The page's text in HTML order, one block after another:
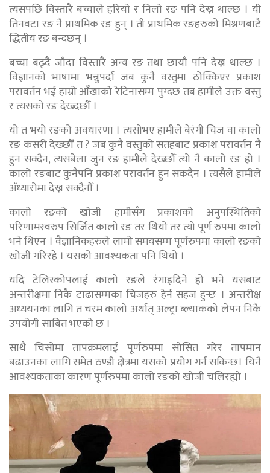
त्यसपछि विस्तारै बच्चाले हरियो र निलो रङ पनि देख्न थाल्छ । यी
तिनवटा रङ नै प्राथमिक रङ हुन् । ती प्राथमिक रङहरुको मिश्रणबाटै
द्धितीय रङ बन्दछन् ।
बच्चा बढ्दै जाँदा विस्तारै अन्य रङ तथा छायाँ पनि देख्न थाल्छ ।
विज्ञानको भाषामा भन्नुपर्दा जब कुनै वस्तुमा ठोक्किएर प्रकाश
परावर्तन भई हाम्रो आँखाको रेटिनासम्म पुग्दछ तब हामीले उक्त वस्तु
र त्यसको रङ देख्दछौँ ।
यो त भयो रङको अवधारणा । त्यसोभए हामीले बेरंगी चिज वा कालो
रङ कसरी देख्छौँ त ? जब कुनै वस्तुको सतहबाट प्रकाश परावर्तन नै
हुन सक्दैन, त्यसबेला जुन रङ हामीले देख्छौँ त्यो नै कालो रङ हो ।
कालो रङबाट कुनैपनि प्रकाश परावर्तन हुन सकदैन । त्यसैले हामीले
अँध्यारोमा देख्न सक्दैनौँ ।
कालो रङको खोजी हामीसँग प्रकाशको अनुपस्थितिको
परिणामस्वरुप सिर्जित कालो रङ तर थियो तर त्यो पूर्ण रुपमा कालो
भने थिएन । वैज्ञानिकहरुले लामो समयसम्म पूर्णरुपमा कालो रङको
खोजी गरिरहे । यसको आवश्यकता पनि थियो ।
यदि टेलिस्कोपलाई कालो रङले रंगाइदिने हो भने यसबाट
अन्तरीक्षमा निकै टाढासम्मका चिजहरु हेर्न सहज हुन्छ । अन्तरीक्ष
अध्ययनका लागि त चरम कालो अर्थात् अल्ट्रा ब्ल्याकको लेपन निकै
उपयोगी साबित भएको छ ।
साथै चिसोमा तापक्रमलाई पूर्णरुपमा सोसित गरेर तापमान
बढाउनका लागि समेत ठण्डी क्षेत्रमा यसको प्रयोग गर्न सकिन्छ। यिनै
आवश्यकताका कारण पूर्णरुपमा कालो रङको खोजी चलिरह्यो ।